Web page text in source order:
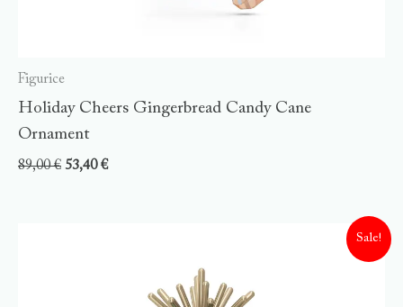
Figurice
Holiday Cheers Gingerbread Candy Cane
Ornament
89,00€ 53,40€
Sale!